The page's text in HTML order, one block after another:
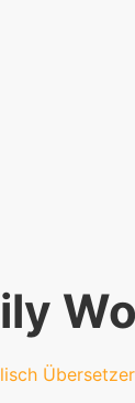
Übersetzer